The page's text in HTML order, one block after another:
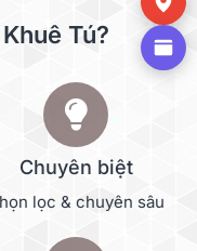
Tú?
Chuyên biệt
lọc & chuyên sâu